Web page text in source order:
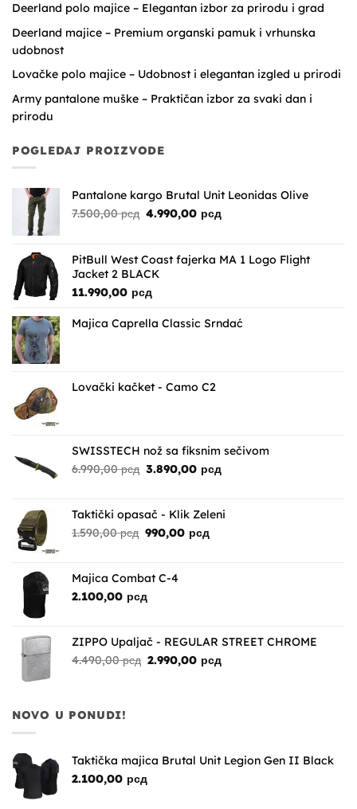
Deerland polo majice – Elegantan izbor za prirodu i grad
Deerland majice – Premium organski pamuk i vrhunska
udobnost
Lovačke polo majice – Udobnost i elegantan izgled u prirodi
Army pantalone muške – Praktičan izbor za svaki dan i
prirodu
POGLEDAJ PROIZVODE
Pantalone kargo Brutal Unit Leonidas Olive
7.500,00рсд Originalna
bila:
7.500,00 рсд.
4.990,00 рсдTrenutna
4.990,00 рсд.
PitBull West Coast fajerka MA 1 Logo Flight
Jacket 2 BLACK
11.990,00 рсд
Majica Caprella Classic Srndać
Lovački kačket - Camo C2
SWISSTECH nož sa fiksnim sečivom
6.990,00рсд Originalna
bila:
6.990,00 рсд.
3.890,00 рсдTrenutna
3.890,00 рсд.
Taktički opasač - Klik Zeleni
1.590,00рсд Originalna
bila:
990,00 рсдTrenutna
Majica Combat C-4
2.100,00 рсд
ZIPPO Upaljač - REGULAR STREET CHROME
4.490,00рсд Originalna
2.990,00 рсдTrenutna
NOVO U PONUDI!
Taktička majica Brutal Unit Legion Gen II Black
2.100,00 рсд